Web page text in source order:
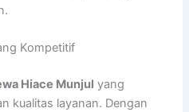
Kompetitif
Hiace Munjul yang
kualitas layanan. Dengan